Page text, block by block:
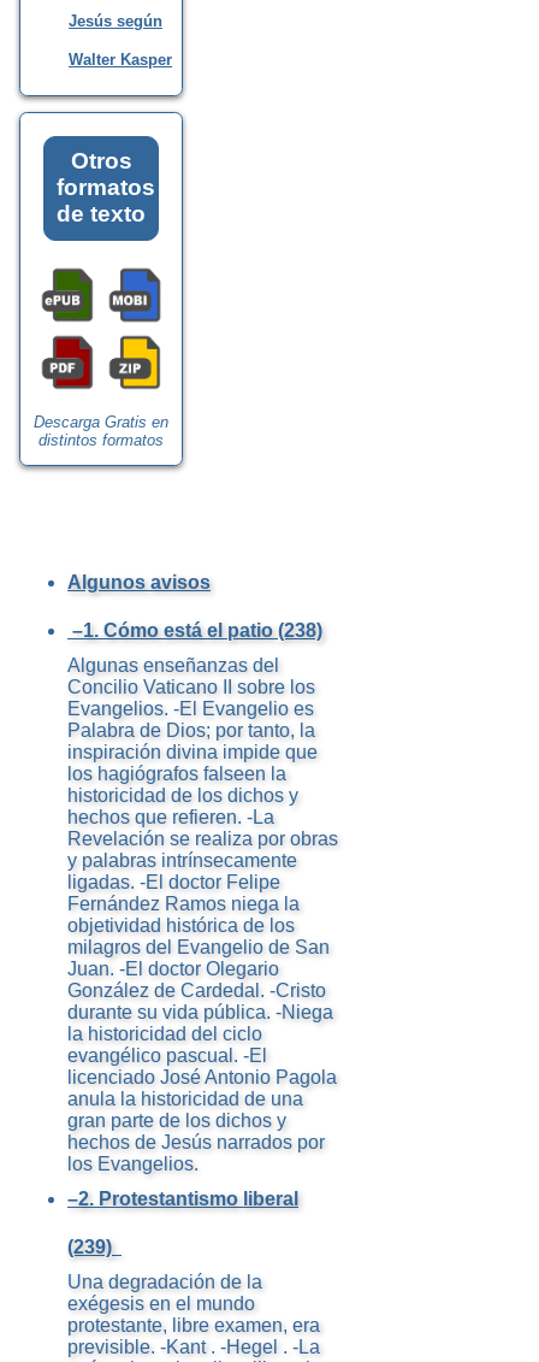
Jesús según
Walter Kasper
Otros
formatos
de texto
Descarga Gratis en
distintos formatos
Algunos avisos
–1. Cómo está el patio (238)
Algunas enseñanzas del
Concilio Vaticano II sobre los
Evangelios. -El Evangelio es
Palabra de Dios; por tanto, la
inspiración divina impide que
los hagiógrafos falseen la
historicidad de los dichos y
hechos que refieren. -La
Revelación se realiza por obras
y palabras intrínsecamente
ligadas. -El doctor Felipe
Fernández Ramos niega la
objetividad histórica de los
milagros del Evangelio de San
Juan. -El doctor Olegario
González de Cardedal. -Cristo
durante su vida pública. -Niega
la historicidad del ciclo
evangélico pascual. -El
licenciado José Antonio Pagola
anula la historicidad de una
gran parte de los dichos y
hechos de Jesús narrados por
los Evangelios.
–2. Protestantismo liberal
(239)
Una degradación de la
exégesis en el mundo
protestante, libre examen, era
previsible. -Kant . -Hegel . -La